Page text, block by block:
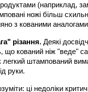
(наприклад,
ножі більш
з кованими
різання. Деякі
що кований ніж "веде"
легкий штампований
руки.
ці недоліки